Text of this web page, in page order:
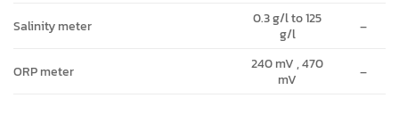
Salinity meter
0.3 g/l to 125
g/l
–
ORP meter
240 mV , 470
mV
–